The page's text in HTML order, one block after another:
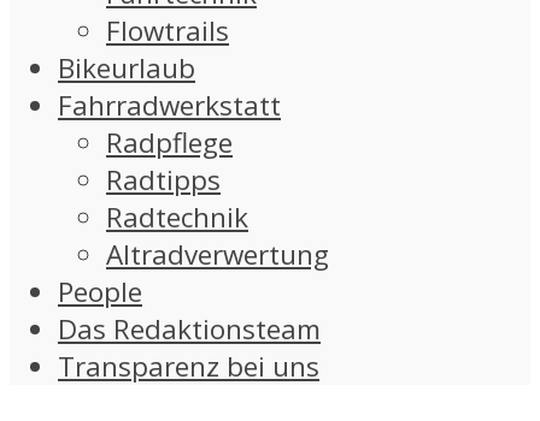
Flowtrails
Bikeurlaub
Fahrradwerkstatt
Radpflege
Radtipps
Radtechnik
Altradverwertung
People
Das Redaktionsteam
Transparenz bei uns